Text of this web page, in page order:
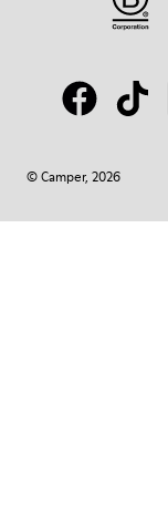
© Camper, 2026